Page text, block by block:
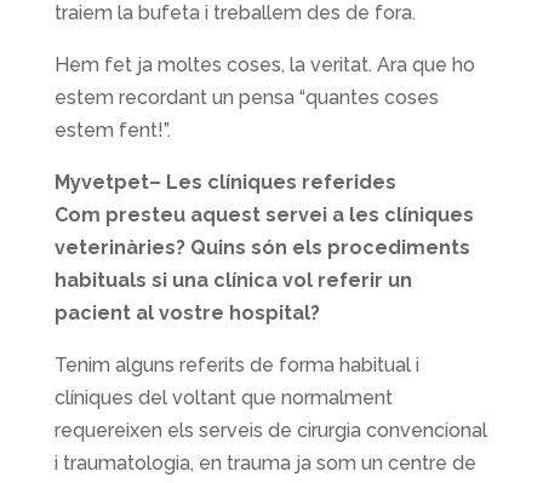
traiem la bufeta i treballem des de fora.
Hem fet ja moltes coses, la veritat. Ara que ho
estem recordant un pensa “quantes coses
estem fent!”.
Myvetpet– Les clíniques referides
Com presteu aquest servei a les clíniques
veterinàries? Quins són els procediments
habituals si una clínica vol referir un
pacient al vostre hospital?
Tenim alguns referits de forma habitual i
clíniques del voltant que normalment
requereixen els serveis de cirurgia convencional
i traumatologia, en trauma ja som un centre de